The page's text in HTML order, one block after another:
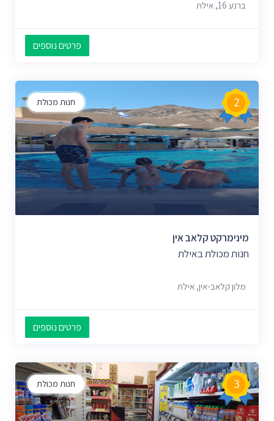
ברנע 16, אילת
פרטים נוספים
חנות מכולת 2
מינימרקט קלאב אין
חנות מכולת באילת
מלון קלאב-אין, אילת
פרטים נוספים
חנות מכולת 3